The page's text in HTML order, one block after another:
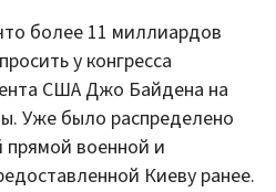
более 11 миллиардов
у конгресса
США Джо Байдена на
Уже было распределено
прямой военной и
Киеву ранее.